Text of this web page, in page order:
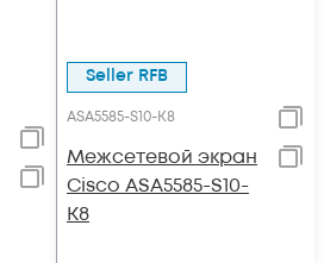
Seller RFB
ASA5585-S10-K8
Межсетевой экран
Cisco ASA5585-S10-
K8